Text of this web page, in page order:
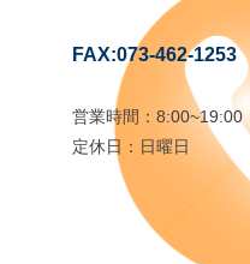
FAX:073-462-1253
営業時間：8:00~19:00
定休日：日曜日